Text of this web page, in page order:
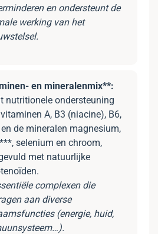
en ondersteunt de
werking van het
en mineralenmix**:
nutritionele ondersteuning
A, B3 (niacine), B6,
de mineralen magnesium,
selenium en chroom,
met natuurlijke
complexen die
aan diverse
(energie, huid,